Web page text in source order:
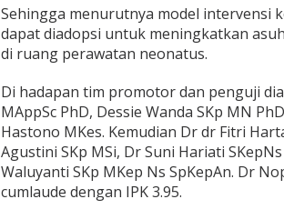
Sehingga menurutnya model intervensi
dapat diadopsi untuk meningkatkan
di ruang perawatan neonatus.
Di hadapan tim promotor dan penguji
MAppSc PhD, Dessie Wanda SKp MN
Hastono MKes. Kemudian Dr dr Fitri
Agustini SKp MSi, Dr Suni Hariati
Waluyanti SKp MKep Ns SpKepAn. Dr
cumlaude dengan IPK 3.95.